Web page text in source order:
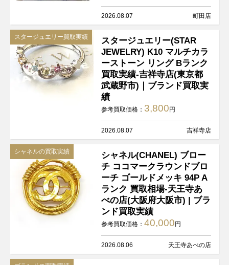
2026.08.07 町田店
スタージュエリー買取実績
スタージュエリー(STAR
JEWELRY) K10 マルチカラ
ーストーン リング Bランク
買取実績-吉祥寺店(東京都
武蔵野市)｜ブランド買取実
績
参考買取価格： 3,800 円
2026.08.07 吉祥寺店
シャネルの買取実績
シャネル(CHANEL) ブロー
チ ココマークラウンドブロ
ーチ ゴールドメッキ 94P A
ランク 買取相場-天王寺あ
べの店(大阪府大阪市) | ブラ
ンド買取実績
参考買取価格：40,000 円
2026.08.06 天王寺あべの店